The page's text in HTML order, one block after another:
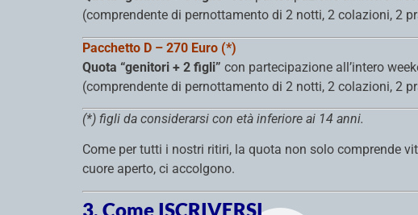
(comprendente di pernottamento di 2 notti, 2 colazioni, 2
Pacchetto D – 270 Euro (*)
Quota “genitori + 2 figli” con partecipazione all’intero
(comprendente di pernottamento di 2 notti, 2 colazioni, 2
(*) figli da considerarsi con età inferiore ai 14 anni.
Come per tutti i nostri ritiri, la quota non solo comprende
cuore aperto, ci accolgono.
3. Come ISCRIVERSI